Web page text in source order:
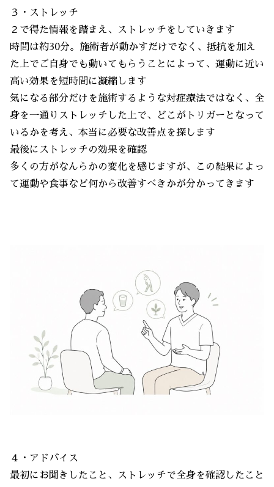
３・ストレッチ
２で得た情報を踏まえ、ストレッチをしていきます
時間は約30分。施術者が動かすだけでなく、抵抗を加え
た上でご自身でも動いてもらうことによって、運動に近い
高い効果を短時間に凝縮します
気になる部分だけを施術するような対症療法ではなく、全
身を一通りストレッチした上で、どこがトリガーとなって
いるかを考え、本当に必要な改善点を探します
最後にストレッチの効果を確認
多くの方がなんらかの変化を感じますが、この結果によっ
て運動や食事など何から改善すべきかが分かってきます
４・アドバイス
最初にお聞きしたこと、ストレッチで全身を確認したこと